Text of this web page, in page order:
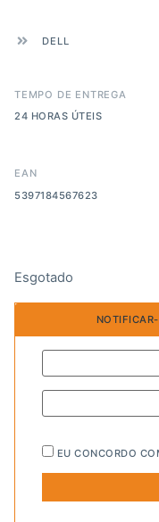
DELL
TEMPO DE ENTREGA
24 HORAS ÚTEIS
EAN
5397184567623
Esgotado
EU CONCORDO